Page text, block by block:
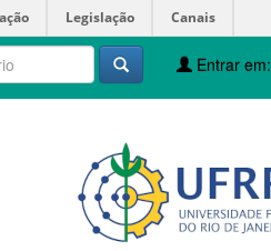
Legislação Canais
Entrar em: